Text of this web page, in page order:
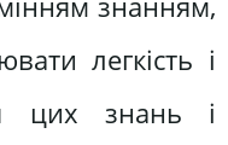
легкість і
цих знань і